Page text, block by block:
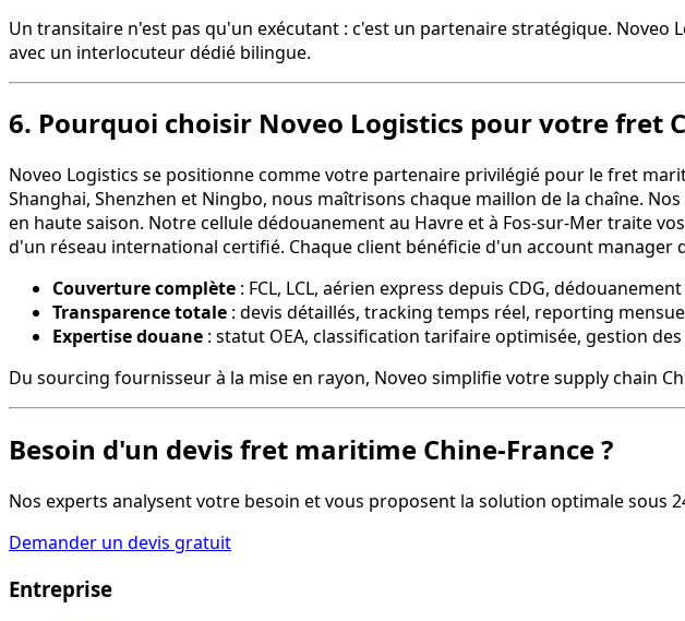
Un transitaire n'est pas qu'un exécutant : c'est un partenaire stratégique. Noveo
avec un interlocuteur dédié bilingue.
6. Pourquoi choisir Noveo Logistics pour votre fret
Noveo Logistics se positionne comme votre partenaire privilégié pour le fret
Shanghai, Shenzhen et Ningbo, nous maîtrisons chaque maillon de la chaîne.
en haute saison. Notre cellule dédouanement au Havre et à Fos-sur-Mer traite
d'un réseau international certifié. Chaque client bénéficie d'un account
Couverture complète : FCL, LCL, aérien express depuis CDG,
Transparence totale : devis détaillés, tracking temps réel, reporting
Expertise douane : statut OEA, classification tarifaire optimisée, gestion
Du sourcing fournisseur à la mise en rayon, Noveo simplifie votre supply chain
Besoin d'un devis fret maritime Chine-France ?
Nos experts analysent votre besoin et vous proposent la solution optimale sous
Demander un devis gratuit
Entreprise